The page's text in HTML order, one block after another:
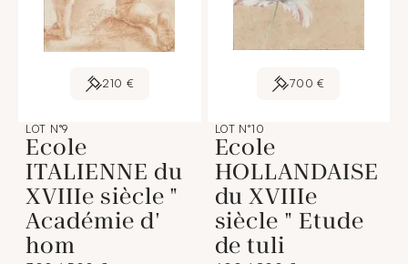
210 €
LOT N°9
Ecole
ITALIENNE du
XVIIIe siècle "
Académie d'
hom
700 €
LOT N°10
Ecole
HOLLANDAISE
du XVIIIe
siècle " Etude
de tuli